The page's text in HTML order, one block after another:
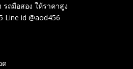
ถมือสอง ให้ราคาสูง
Line id @aod456
ด